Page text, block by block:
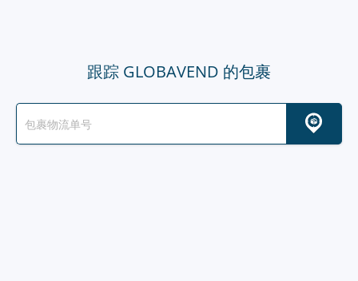
跟踪 GLOBAVEND 的包裹